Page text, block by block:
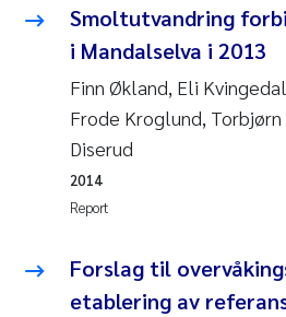
Debhasish Bhakta
James Edward Sample
Erik Höglund
Sabine Marty
Smoltutvandring
i Mandalselva i 2013
Finn Økland, Eli
Frode Kroglund,
Diserud
Report
2014
Forslag til
etablering av